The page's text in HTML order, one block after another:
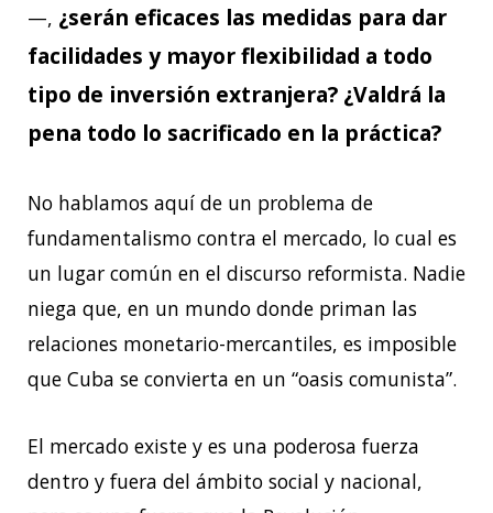
—, ¿serán eficaces las medidas para dar
facilidades y mayor flexibilidad a todo
tipo de inversión extranjera? ¿Valdrá la
pena todo lo sacrificado en la práctica?
No hablamos aquí de un problema de
fundamentalismo contra el mercado, lo cual es
un lugar común en el discurso reformista. Nadie
niega que, en un mundo donde priman las
relaciones monetario-mercantiles, es imposible
que Cuba se convierta en un “oasis comunista”.
El mercado existe y es una poderosa fuerza
dentro y fuera del ámbito social y nacional,